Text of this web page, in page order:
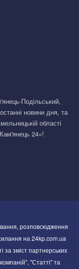
Подільський,
новини дня, та
області
24»!
розповсюдження
на 24kp.com.ua
за зміст партнерських
"Статті" та